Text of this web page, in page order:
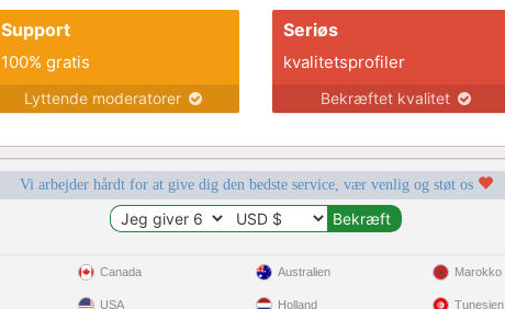
Support
100% gratis
Lyttende moderatorer
Seriøs
kvalitetsprofiler
Bekræftet kvalitet
Vi arbejder hårdt for at give dig den bedste service, vær venlig og støt os
Canada
USA
Australien
Holland
Marokko
Tunesien